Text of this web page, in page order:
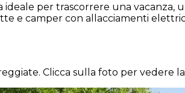
ideale per trascorrere una
e camper con allacciamenti
Clicca sulla foto per vedere